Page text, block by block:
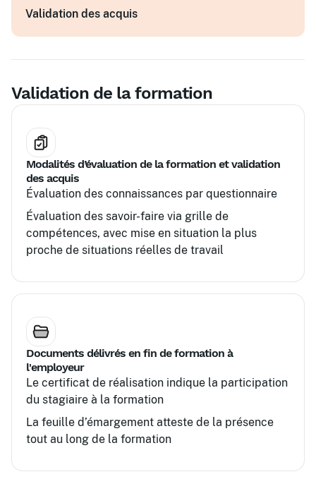
personnel
Recevoir un accompagnement personnalisé
Validation des acquis
Validation de la formation
Modalités d’évaluation de la formation et validation
des acquis
Évaluation des connaissances par questionnaire
Évaluation des savoir-faire via grille de
compétences, avec mise en situation la plus
proche de situations réelles de travail
Documents délivrés en fin de formation à
l'employeur
Le certificat de réalisation indique la participation
du stagiaire à la formation
La feuille d’émargement atteste de la présence
tout au long de la formation